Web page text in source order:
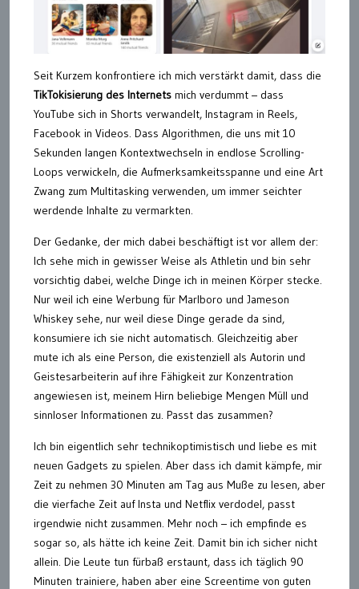
Seit Kurzem konfrontiere ich mich verstärkt damit, dass die
TikTokisierung des Internets mich verdummt – dass
YouTube sich in Shorts verwandelt, Instagram in Reels,
Facebook in Videos. Dass Algorithmen, die uns mit 10
Sekunden langen Kontextwechseln in endlose Scrolling-
Loops verwickeln, die Aufmerksamkeitsspanne und eine Art
Zwang zum Multitasking verwenden, um immer seichter
werdende Inhalte zu vermarkten.
Der Gedanke, der mich dabei beschäftigt ist vor allem der:
Ich sehe mich in gewisser Weise als Athletin und bin sehr
vorsichtig dabei, welche Dinge ich in meinen Körper stecke.
Nur weil ich eine Werbung für Marlboro und Jameson
Whiskey sehe, nur weil diese Dinge gerade da sind,
konsumiere ich sie nicht automatisch. Gleichzeitig aber
mute ich als eine Person, die existenziell als Autorin und
Geistesarbeiterin auf ihre Fähigkeit zur Konzentration
angewiesen ist, meinem Hirn beliebige Mengen Müll und
sinnloser Informationen zu. Passt das zusammen?
Ich bin eigentlich sehr technikoptimistisch und liebe es mit
neuen Gadgets zu spielen. Aber dass ich damit kämpfe, mir
Zeit zu nehmen 30 Minuten am Tag aus Muße zu lesen, aber
die vierfache Zeit auf Insta und Netflix verdodel, passt
irgendwie nicht zusammen. Mehr noch – ich empfinde es
sogar so, als hätte ich keine Zeit. Damit bin ich sicher nicht
allein. Die Leute tun fürbaß erstaunt, dass ich täglich 90
Minuten trainiere, haben aber eine Screentime von guten